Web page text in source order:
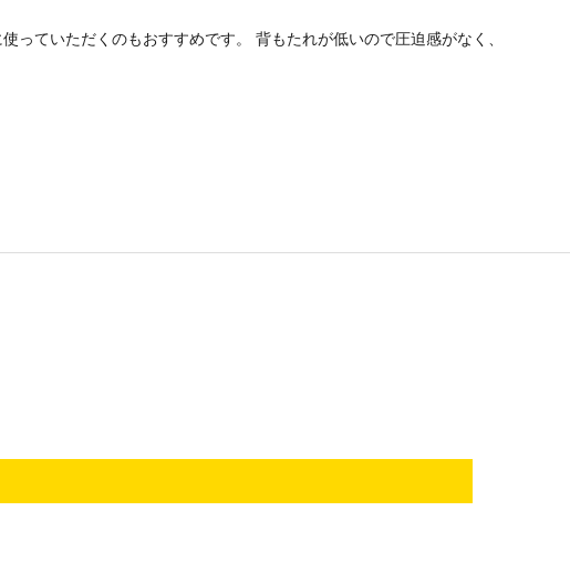
ていただくのもおすすめです。 背もたれが低いので圧迫感がなく、